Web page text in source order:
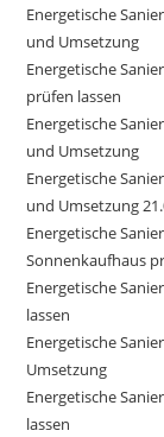
Energetische
und Umsetzung
Energetische
prüfen lassen
Energetische
und Umsetzung
Energetische
und Umsetzung
Energetische
Sonnenkaufhaus
Energetische
lassen
Energetische
Umsetzung
Energetische
lassen